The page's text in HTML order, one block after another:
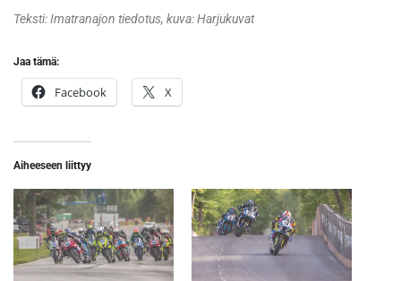
Teksti: Imatranajon tiedotus, kuva: Harjukuvat
Jaa tämä:
Facebook X
Aiheeseen liittyy